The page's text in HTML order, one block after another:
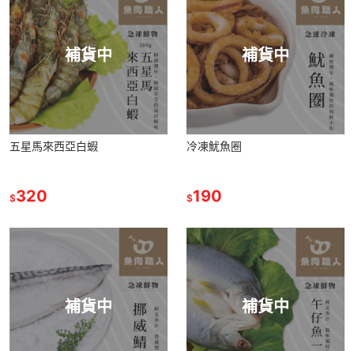
補貨中
五星馬來西亞白蝦
$320
補貨中
冷凍魷魚圈
$190
補貨中 補貨中